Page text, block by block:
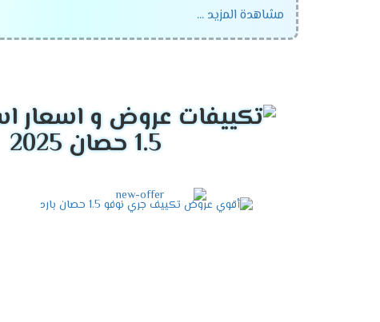
تكييف جرى 4 حصان.
مشاهدة المزيد ...
1.5 حصان 2025